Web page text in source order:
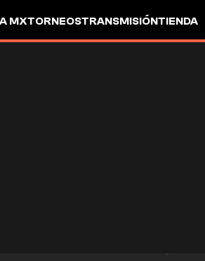
MXTORNEOSTRANSMISIÓNTIENDA